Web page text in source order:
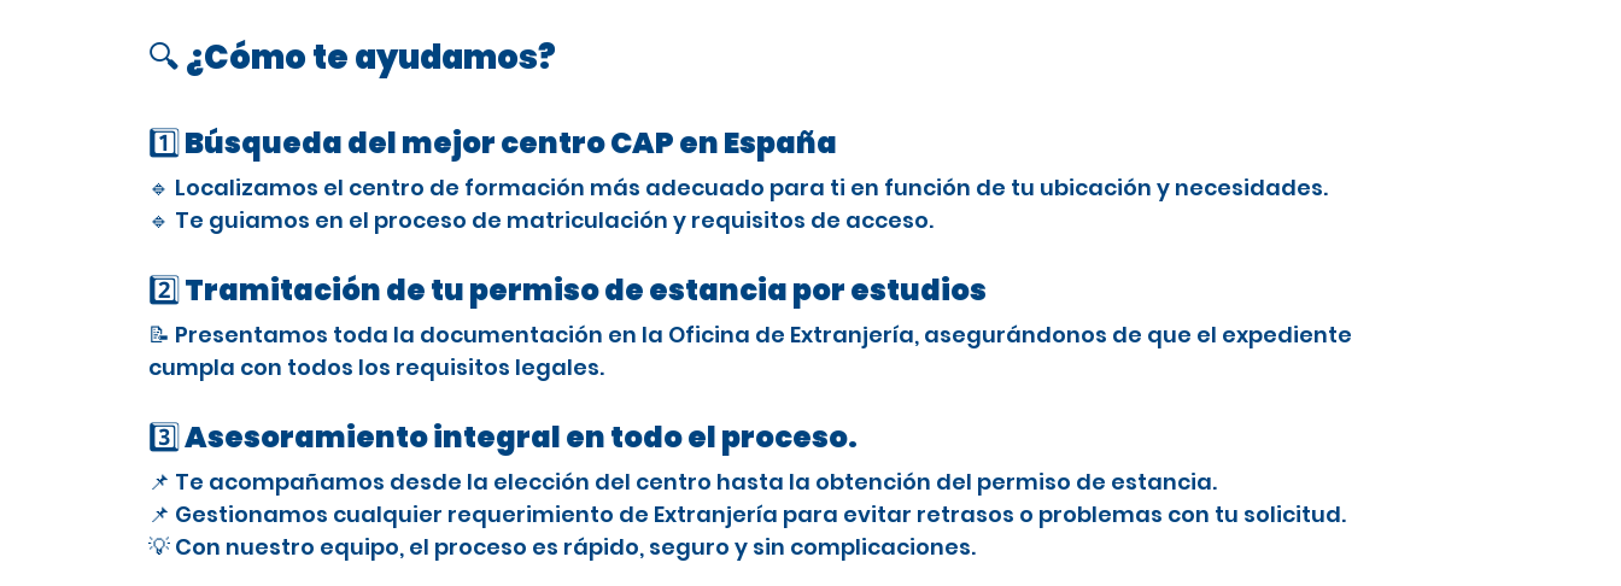
🔍 ¿Cómo te ayudamos?
1️⃣ Búsqueda del mejor centro CAP en España
🔹 Localizamos el centro de formación más adecuado para ti en función de tu ubicación y necesidades.
🔹 Te guiamos en el proceso de matriculación y requisitos de acceso.
2️⃣ Tramitación de tu permiso de estancia por estudios
📝 Presentamos toda la documentación en la Oficina de Extranjería, asegurándonos de que el expediente
cumpla con todos los requisitos legales.
3️⃣ Asesoramiento integral en todo el proceso.
📌 Te acompañamos desde la elección del centro hasta la obtención del permiso de estancia.
📌 Gestionamos cualquier requerimiento de Extranjería para evitar retrasos o problemas con tu solicitud.
💡 Con nuestro equipo, el proceso es rápido, seguro y sin complicaciones.